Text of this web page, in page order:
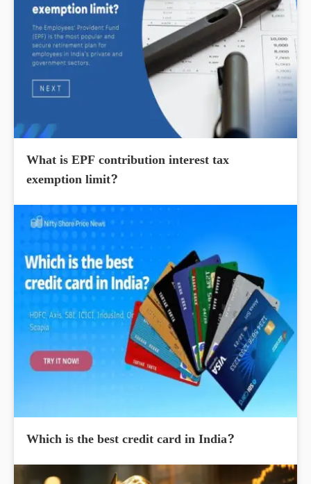
What is EPF contribution interest tax
exemption limit?
Which is the best credit card in India?